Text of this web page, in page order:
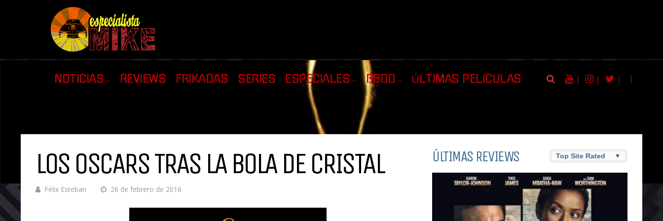
NOTICIAS REVIEWS FRIKADAS SERIES ESPECIALES BBDD ÚLTIMAS PELÍCULAS | | | |
LOS OSCARS TRAS LA BOLA DE CRISTAL
Félix Esteban 26 de febrero de 2016
ÚLTIMAS REVIEWS